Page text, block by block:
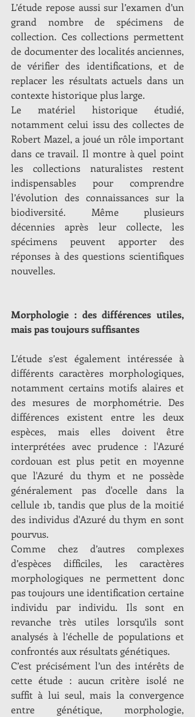
L’étude repose aussi sur l’examen d’un
grand nombre de spécimens de
collection. Ces collections permettent
de documenter des localités anciennes,
de vérifier des identifications, et de
replacer les résultats actuels dans un
contexte historique plus large.
Le matériel historique étudié,
notamment celui issu des collectes de
Robert Mazel, a joué un rôle important
dans ce travail. Il montre à quel point
les collections naturalistes restent
indispensables pour comprendre
l’évolution des connaissances sur la
biodiversité. Même plusieurs
décennies après leur collecte, les
spécimens peuvent apporter des
réponses à des questions scientifiques
nouvelles.
Morphologie : des différences utiles,
mais pas toujours suffisantes
L’étude s’est également intéressée à
différents caractères morphologiques,
notamment certains motifs alaires et
des mesures de morphométrie. Des
différences existent entre les deux
espèces, mais elles doivent être
interprétées avec prudence : l'Azuré
cordouan est plus petit en moyenne
que l'Azuré du thym et ne possède
généralement pas d'ocelle dans la
cellule 1b, tandis que plus de la moitié
des individus d'Azuré du thym en sont
pourvus.
Comme chez d’autres complexes
d’espèces difficiles, les caractères
morphologiques ne permettent donc
pas toujours une identification certaine
individu par individu. Ils sont en
revanche très utiles lorsqu’ils sont
analysés à l’échelle de populations et
confrontés aux résultats génétiques.
C’est précisément l’un des intérêts de
cette étude : aucun critère isolé ne
suffit à lui seul, mais la convergence
entre génétique, morphologie,